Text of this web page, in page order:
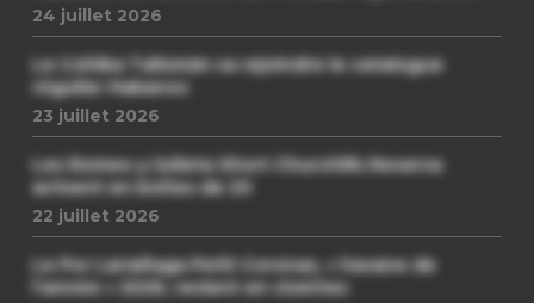
24 juillet 2026
Le Cohiba Talismán va rejoindre le catalogue
régulier Habanos
23 juillet 2026
Les Romeo y Julieta Short Churchills Reserva
arrivent en boîtes de 20
22 juillet 2026
Le Por Larrañaga Petit Coronas, « havane de
l’année » 2026, revient en civettes